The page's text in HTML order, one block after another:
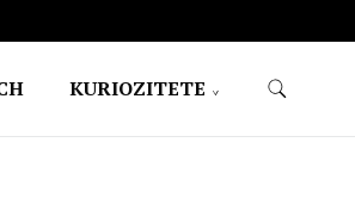
KURIOZITETE